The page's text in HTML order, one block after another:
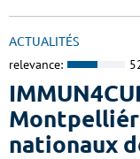
ACTUALITÉS
relevance:
nationaux